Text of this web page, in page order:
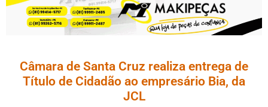
Câmara de Santa Cruz realiza entrega de
Título de Cidadão ao empresário Bia, da
JCL